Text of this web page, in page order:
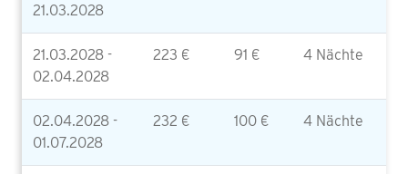
21.03.2028
21.03.2028 -
02.04.2028
223 € 91 € 4 Nächte
02.04.2028 -
01.07.2028
232 € 100 € 4 Nächte